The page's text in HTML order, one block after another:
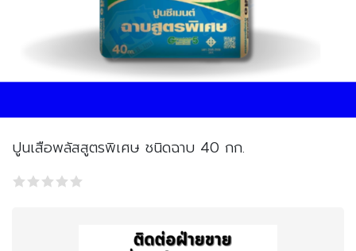
ปูนเสือพลัสสูตรพิเศษ ชนิดฉาบ 40 กก.